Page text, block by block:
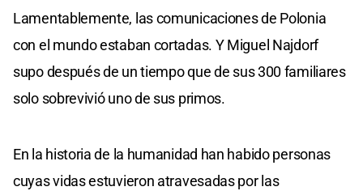
Lamentablemente, las comunicaciones de Polonia
con el mundo estaban cortadas. Y Miguel Najdorf
supo después de un tiempo que de sus 300 familiares
solo sobrevivió uno de sus primos.
En la historia de la humanidad han habido personas
cuyas vidas estuvieron atravesadas por las